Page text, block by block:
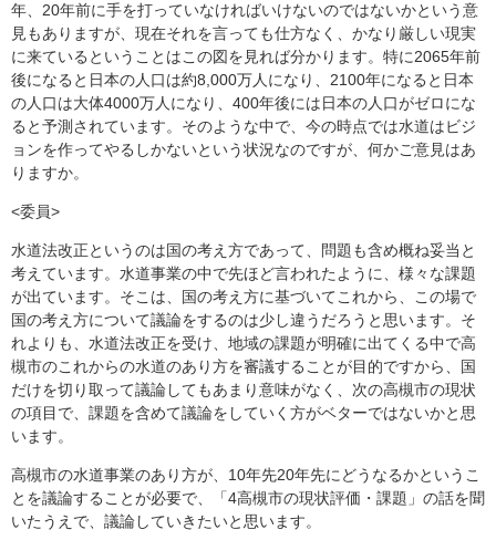
年、20年前に手を打っていなければいけないのではないかという意
見もありますが、現在それを言っても仕方なく、かなり厳しい現実
に来ているということはこの図を見れば分かります。特に2065年前
後になると日本の人口は約8,000万人になり、2100年になると日本
の人口は大体4000万人になり、400年後には日本の人口がゼロにな
ると予測されています。そのような中で、今の時点では水道はビジ
ョンを作ってやるしかないという状況なのですが、何かご意見はあ
りますか。
<委員>
水道法改正というのは国の考え方であって、問題も含め概ね妥当と
考えています。水道事業の中で先ほど言われたように、様々な課題
が出ています。そこは、国の考え方に基づいてこれから、この場で
国の考え方について議論をするのは少し違うだろうと思います。そ
れよりも、水道法改正を受け、地域の課題が明確に出てくる中で高
槻市のこれからの水道のあり方を審議することが目的ですから、国
だけを切り取って議論してもあまり意味がなく、次の高槻市の現状
の項目で、課題を含めて議論をしていく方がベターではないかと思
います。
高槻市の水道事業のあり方が、10年先20年先にどうなるかというこ
とを議論することが必要で、「4高槻市の現状評価・課題」の話を聞
いたうえで、議論していきたいと思います。